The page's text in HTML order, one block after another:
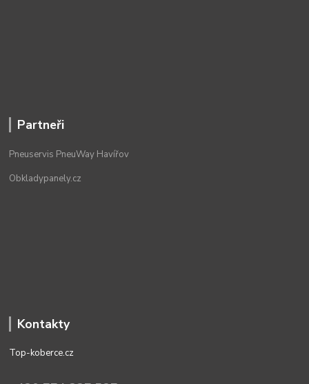
Partneři
Pneuservis PneuWay Havířov
Obkladypanely.cz
Kontakty
Top-koberce.cz